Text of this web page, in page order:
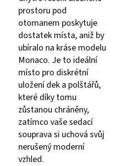
prostoru pod
otomanem poskytuje
dostatek místa, aniž by
ubíralo na kráse modelu
Monaco. Je to ideální
místo pro diskrétní
uložení dek a polštářů,
které díky tomu
zůstanou chráněny,
zatímco vaše sedací
souprava si uchová svůj
nerušený moderní
vzhled.